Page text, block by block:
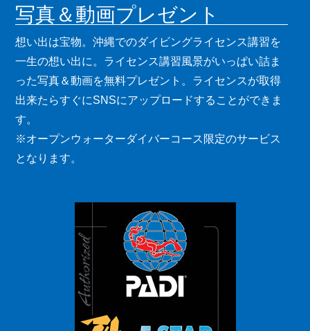
写真＆動画プレゼント
想い出は宝物。沖縄でのダイビングライセンス講習を
一生の想い出に。ライセンス講習風景がいっぱい詰ま
った写真＆動画を無料プレゼント。ライセンスが取得
出来たらすぐにSNSにアップロードすることができま
す。
※オープンウォーターダイバーコース限定のサービス
となります。